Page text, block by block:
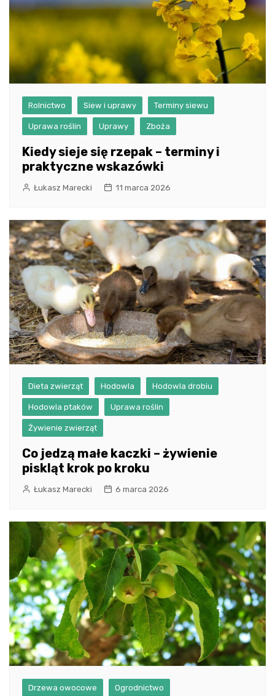
Rolnictwo Siew i uprawy Terminy siewu
Uprawa roślin Uprawy Zboża
Kiedy sieje się rzepak – terminy i
praktyczne wskazówki
Łukasz Marecki 11 marca 2026
Dieta zwierząt Hodowla Hodowla drobiu
Hodowla ptaków Uprawa roślin
Żywienie zwierząt
Co jedzą małe kaczki – żywienie
piskląt krok po kroku
Łukasz Marecki 6 marca 2026
Drzewa owocowe Ogrodnictwo